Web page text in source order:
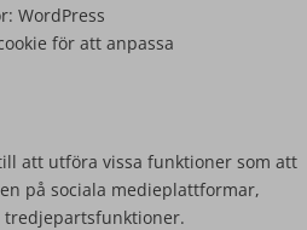
WordPress
för att anpassa
att utföra vissa funktioner som att
på sociala medieplattformar,
tredjepartsfunktioner.